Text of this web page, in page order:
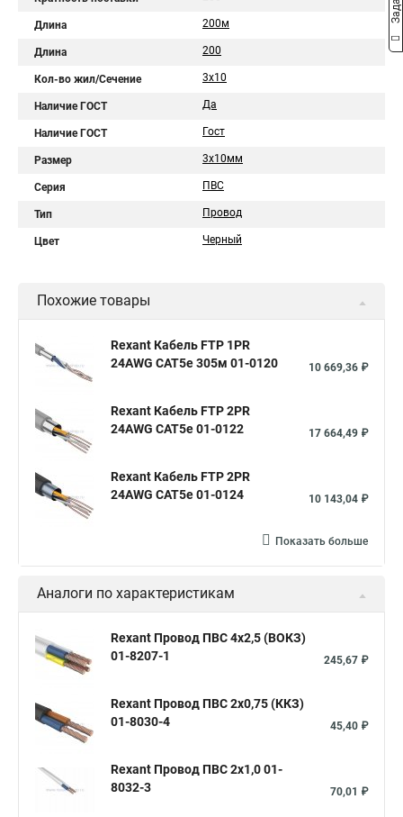
Длина 200м
Длина 200
Кол-во жил/Сечение 3x10
Наличие ГОСТ Да
Наличие ГОСТ Гост
Размер 3x10мм
Серия ПВС
Тип Провод
Цвет Черный
Похожие товары
Rexant Кабель FTP 1PR
24AWG CAT5e 305м 01-0120
10 669,36 ₽
Rexant Кабель FTP 2PR
24AWG CAT5e 01-0122
17 664,49 ₽
Rexant Кабель FTP 2PR
24AWG CAT5e 01-0124
10 143,04 ₽
Показать больше
Аналоги по характеристикам
Rexant Провод ПВС 4х2,5 (ВОКЗ)
01-8207-1
245,67 ₽
Rexant Провод ПВС 2х0,75 (ККЗ)
01-8030-4
45,40 ₽
Rexant Провод ПВС 2х1,0 01-
8032-3
70,01 ₽